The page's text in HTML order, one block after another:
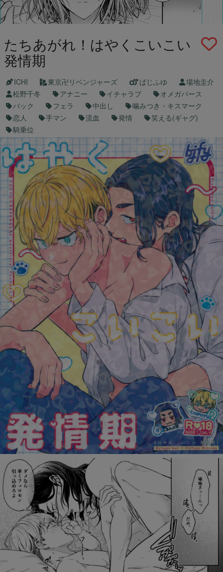
たちあがれ！はやくこいこい
発情期
ICHI 東京卍リベンジャーズ ばじふゆ
場地圭介
松野千冬
アナニー イチャラブ
オメガバース
バック
フェラ 中出し
噛みつき・キスマーク
恋人
手マン 流血 発情
笑える(ギャグ)
騎乗位